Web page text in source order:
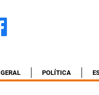
GERAL POLÍTICA